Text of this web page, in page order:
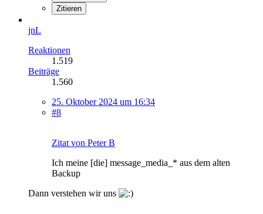
Zitieren
jnL
Reaktionen
1.519
Beiträge
1.560
25. Oktober 2024 um 16:34
#8
Zitat von Peter B
Ich meine [die] message_media_* aus dem alten
Backup
Dann verstehen wir uns